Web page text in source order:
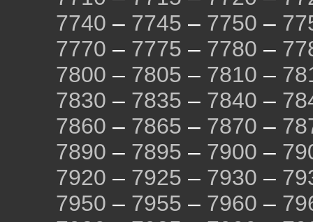
7740 – 7745 – 7750 –
7770 – 7775 – 7780 –
7800 – 7805 – 7810 –
7830 – 7835 – 7840 –
7860 – 7865 – 7870 –
7890 – 7895 – 7900 –
7920 – 7925 – 7930 –
7950 – 7955 – 7960 –